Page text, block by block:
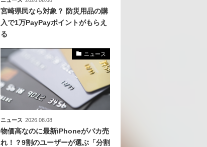
宮崎県民なら対象？ 防災用品の購
入で1万PayPayポイントがもらえ
る
ニュース
ニュース 2026.08.08
物価高なのに最新iPhoneがバカ売
れ！？9割のユーザーが選ぶ「分割